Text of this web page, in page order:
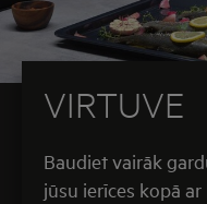
VIRTUVE
Baudiet vairāk
jūsu ierīces kopā